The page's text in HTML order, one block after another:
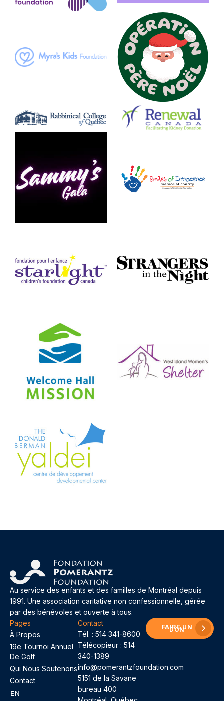
Au service des enfants et des familles de Montréal depuis
1991. Une association caritative non confessionnelle, gérée
par des bénévoles et ouverte à tous.
Pages
À Propos
19e Tournoi Annuel
De Golf
Qui Nous Soutenons
Contact
EN
Contact
Tél. : 514 341-8600
Télécopieur : 514
340-1389
info@pomerantzfoundation.com
5151 de la Savane
bureau 400
FAIRE UN
DON